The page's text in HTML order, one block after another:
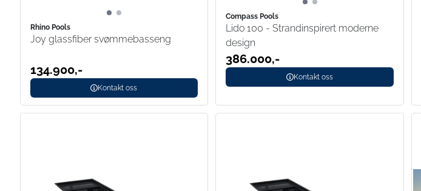
Rhino Pools
Joy glassfiber svømmebasseng
134.900,-
Kontakt oss
Compass Pools
Lido 100 - Strandinspirert moderne
design
386.000,-
Kontakt oss